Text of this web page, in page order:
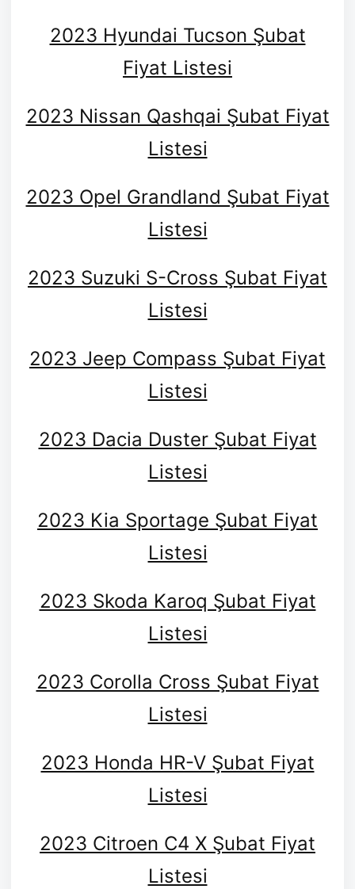
2023 Hyundai Tucson Şubat
Fiyat Listesi
2023 Nissan Qashqai Şubat Fiyat
Listesi
2023 Opel Grandland Şubat Fiyat
Listesi
2023 Suzuki S-Cross Şubat Fiyat
Listesi
2023 Jeep Compass Şubat Fiyat
Listesi
2023 Dacia Duster Şubat Fiyat
Listesi
2023 Kia Sportage Şubat Fiyat
Listesi
2023 Skoda Karoq Şubat Fiyat
Listesi
2023 Corolla Cross Şubat Fiyat
Listesi
2023 Honda HR-V Şubat Fiyat
Listesi
2023 Citroen C4 X Şubat Fiyat
Listesi